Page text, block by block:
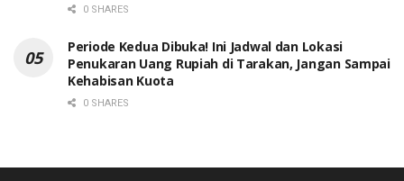
0 SHARES
Periode Kedua Dibuka! Ini Jadwal dan Lokasi
Penukaran Uang Rupiah di Tarakan, Jangan Sampai
Kehabisan Kuota
0 SHARES